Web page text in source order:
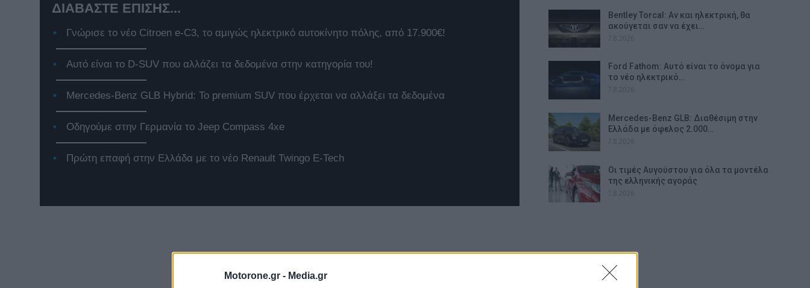
Motorone.gr - Media.gr
ΔΙΑΒΑΣΤΕ ΕΠΙΣΗΣ...
Γνώρισε το νέο Citroen e-C3, το αμιγώς ηλεκτρικό αυτοκίνητο πόλης, από 17.900€!
Αυτό είναι το D-SUV που αλλάζει τα δεδομένα στην κατηγορία του!
Mercedes-Benz GLB Hybrid: Το premium SUV που έρχεται να αλλάξει τα δεδομένα
Οδηγούμε στην Γερμανία το Jeep Compass 4xe
Πρώτη επαφή στην Ελλάδα με το νέο Renault Twingo E-Tech
Bentley Torcal: Αν και ηλεκτρική, θα
ακούγεται σαν να έχει…
Ford Fathom: Αυτό είναι το όνομα για
το νέο ηλεκτρικό…
Mercedes-Benz GLB: Διαθέσιμη στην
Ελλάδα με όφελος 2.000…
Οι τιμές Αυγούστου για όλα τα μοντέλα
της ελληνικής αγοράς